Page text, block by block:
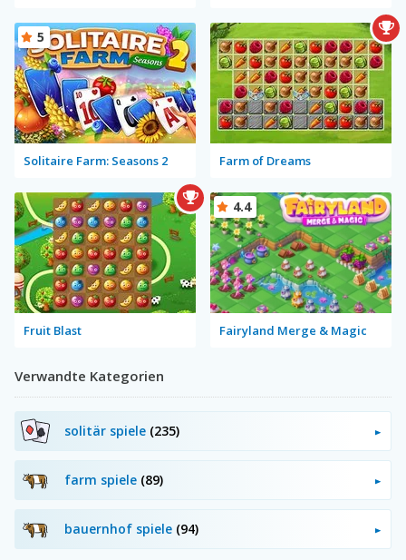
Solitaire Farm: Seasons 2
5
Farm of Dreams
Fruit Blast Fairyland Merge & Magic
4.4
Verwandte Kategorien
solitär spiele (235)
farm spiele (89)
bauernhof spiele (94)